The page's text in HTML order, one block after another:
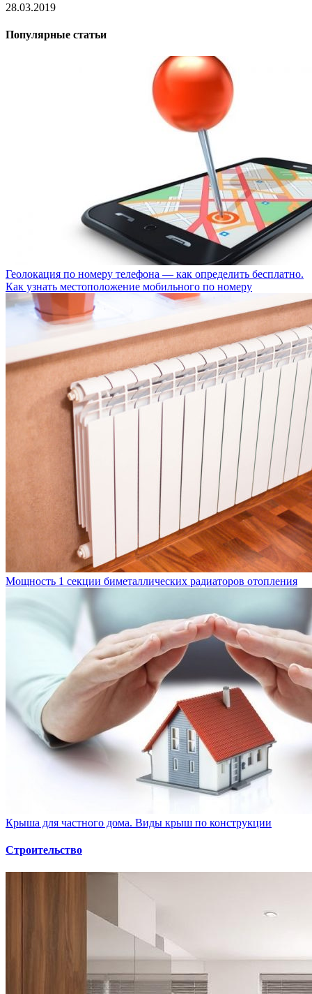
28.03.2019
Популярные статьи
Геолокация по номеру телефона — как определить бесплатно.
Как узнать местоположение мобильного по номеру
Мощность 1 секции биметаллических радиаторов отопления
Крыша для частного дома. Виды крыш по конструкции
Строительство